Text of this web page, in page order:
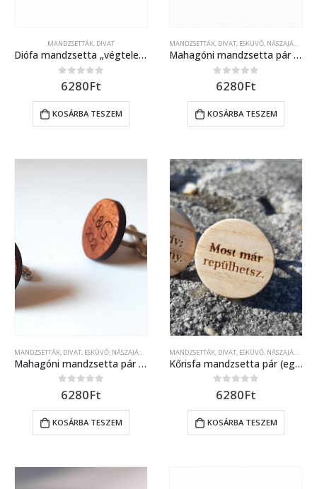
MANDZSETTÁK, DIVAT
Diófa mandzsetta „végtelen” mintával
0out of 5
6280Ft
KOSÁRBA TESZEM
MANDZSETTÁK, DIVAT, ESKÜVŐ, NÁSZAJÁNDÉK
Mahagóni mandzsetta pár paragrafus jellel díszítve
0out of 5
6280Ft
KOSÁRBA TESZEM
MANDZSETTÁK DIVAT ESKÜVŐ, NÁSZAJÁNDÉK
Mahagóni mandzsetta pár (egyedi kérés szerinti) lézer gravírozott díszítéssel
0out of 5
6280Ft
KOSÁRBA TESZEM
MANDZSETTÁK DIVAT ESKÜVŐ, NÁSZAJÁNDÉK
Kőrisfa mandzsetta pár (egyedi kérés szerinti) lézer gravírozott díszítéssel
0out of 5
6280Ft
KOSÁRBA TESZEM